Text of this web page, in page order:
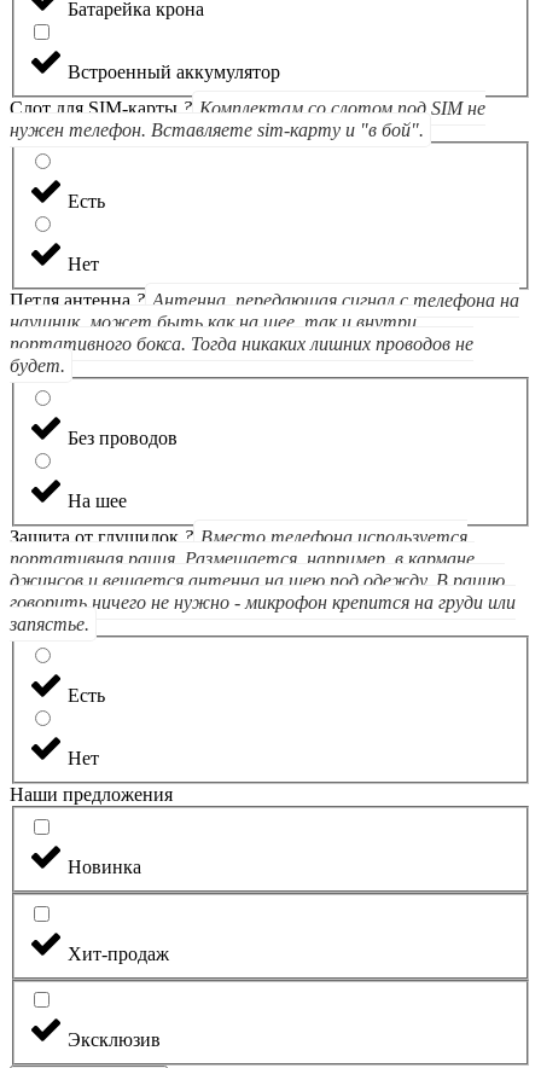
Батарейка крона
Встроенный аккумулятор
Слот для SIM-карты ? Комплектам со слотом под SIM не
нужен телефон. Вставляете sim-карту и "в бой".
Есть
Нет
Петля антенна ? Антенна, передающая сигнал с телефона на
наушник, может быть как на шее, так и внутри
портативного бокса. Тогда никаких лишних проводов не
будет.
Без проводов
На шее
Защита от глушилок ? Вместо телефона используется
портативная рация. Размещается, например, в кармане
джинсов и вешается антенна на шею под одежду. В рацию
говорить ничего не нужно - микрофон крепится на груди или
запястье.
Есть
Нет
Наши предложения
Новинка
Хит-продаж
Эксклюзив